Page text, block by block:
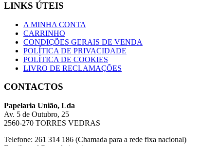
LINKS ÚTEIS
A MINHA CONTA
CARRINHO
CONDIÇÕES GERAIS DE VENDA
POLÍTICA DE PRIVACIDADE
POLÍTICA DE COOKIES
LIVRO DE RECLAMAÇÕES
CONTACTOS
Papelaria União, Lda
Av. 5 de Outubro, 25
2560-270 TORRES VEDRAS
Telefone: 261 314 186 (Chamada para a rede fixa nacional)